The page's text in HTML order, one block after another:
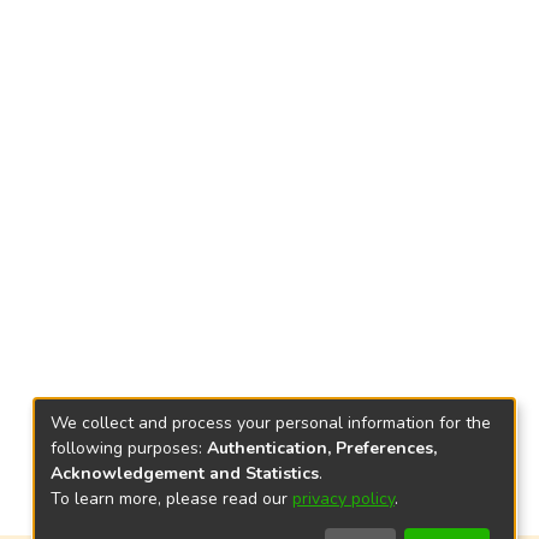
We collect and process your personal information for the
following purposes: Authentication, Preferences,
Acknowledgement and Statistics.
To learn more, please read our privacy policy.